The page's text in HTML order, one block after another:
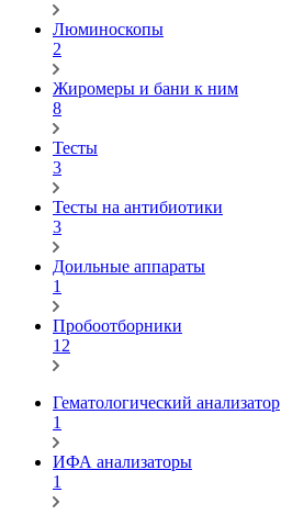
Люминоскопы
2
Жиромеры и бани к ним
8
Тесты
3
Тесты на антибиотики
3
Доильные аппараты
1
Пробоотборники
12
Гематологический анализатор
1
ИФА анализаторы
1